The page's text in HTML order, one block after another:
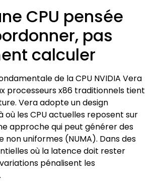
CPU pensée
pas
calculer
de la CPU NVIDIA Vera
processeurs x86 traditionnels tient
Vera adopte un design
où les CPU actuelles reposent sur
approche qui peut générer des
non uniformes (NUMA). Dans des
où la latence doit rester
pénalisent les